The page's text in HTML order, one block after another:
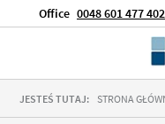
Office 0048 601 477 402
JESTEŚ TUTAJ: STRONA